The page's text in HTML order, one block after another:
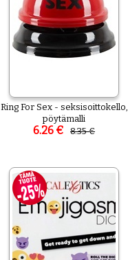
Ring For Sex - seksisoittokello,
pöytämalli
6.26 € 8.35 €